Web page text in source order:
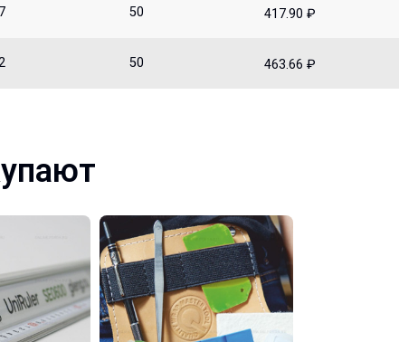
50 417.90 ₽
50 463.66 ₽